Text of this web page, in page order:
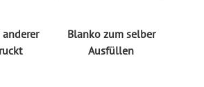
anderer
Blanko zum selber
Ausfüllen